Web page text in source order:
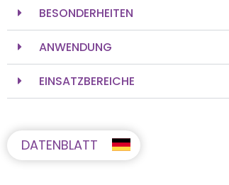
BESONDERHEITEN
ANWENDUNG
EINSATZBEREICHE
DATENBLATT